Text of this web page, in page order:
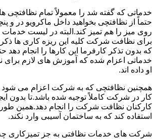
خدماتی که گفته شد را معمولاً تمام نظافتچی
حتماً از نظافتچی بخواهید داخل ماکرویو در و
روی میز را هم تمیز کند.البته در لیست
برای نظافت شرکت کلیه این ریزه کاری ها
که بدون تذکر کارفرما این کارها را انجام
خدماتی اعزام شده که آموزش های لازم
او داده اند.
همچنین نظافتچی که به شرکت اعزام می شود
کار در شرکت کاملاً توجیه شده باشد.تا بدون
کارکنان نظافت شرکت را انجام دهد.همین طور
استفاده کند که به ساختمان آسیبی وارد نکند.
شرکت های خدمات نظافتی به جز تمیزکاری